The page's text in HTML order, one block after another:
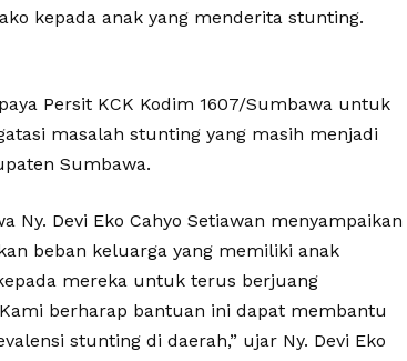
kepada anak yang menderita stunting.
Persit KCK Kodim 1607/Sumbawa untuk
masalah stunting yang masih menjadi
Sumbawa.
Ny. Devi Eko Cahyo Setiawan menyampaikan
beban keluarga yang memiliki anak
mereka untuk terus berjuang
berharap bantuan ini dapat membantu
stunting di daerah,” ujar Ny. Devi Eko